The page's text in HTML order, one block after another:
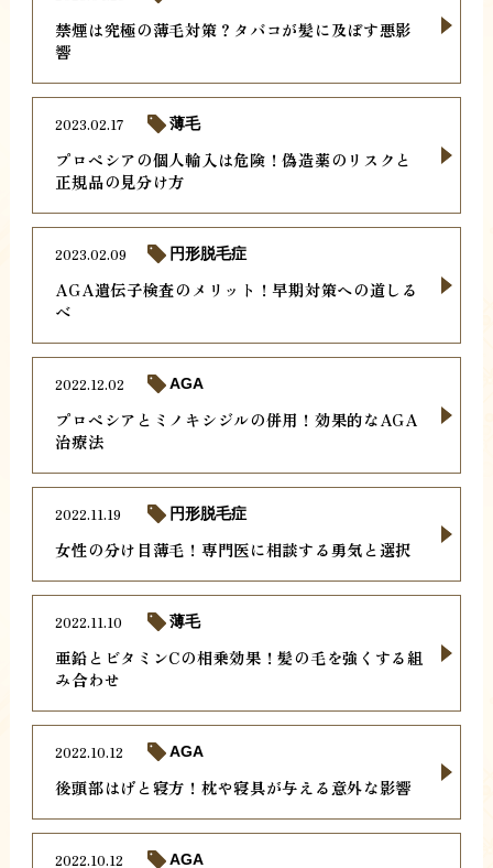
禁煙は究極の薄毛対策？タバコが髪に及ぼす悪影
響
プロペシアの個人輸入は危険！偽造薬のリスクと
正規品の見分け方
2023.02.17 薄毛
AGA遺伝子検査のメリット！早期対策への道しる
べ
2023.02.09 円形脱毛症
プロペシアとミノキシジルの併用！効果的なAGA
治療法
2022.12.02 AGA
女性の分け目薄毛！専門医に相談する勇気と選択
2022.11.19 円形脱毛症
亜鉛とビタミンCの相乗効果！髪の毛を強くする組
み合わせ
2022.11.10 薄毛
後頭部はげと寝方！枕や寝具が与える意外な影響
2022.10.12 AGA
2022.10.12 AGA